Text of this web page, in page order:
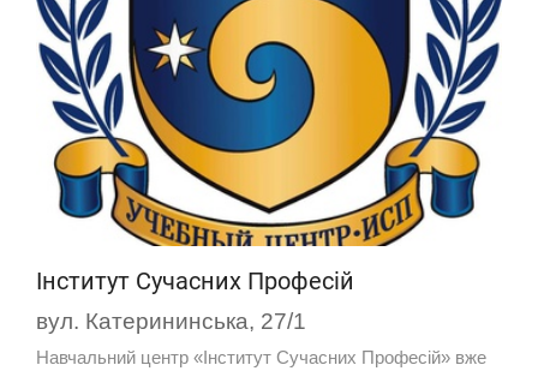
Інститут Сучасних Професій
вул. Катерининська, 27/1
Навчальний центр «Інститут Сучасних Професій» вже